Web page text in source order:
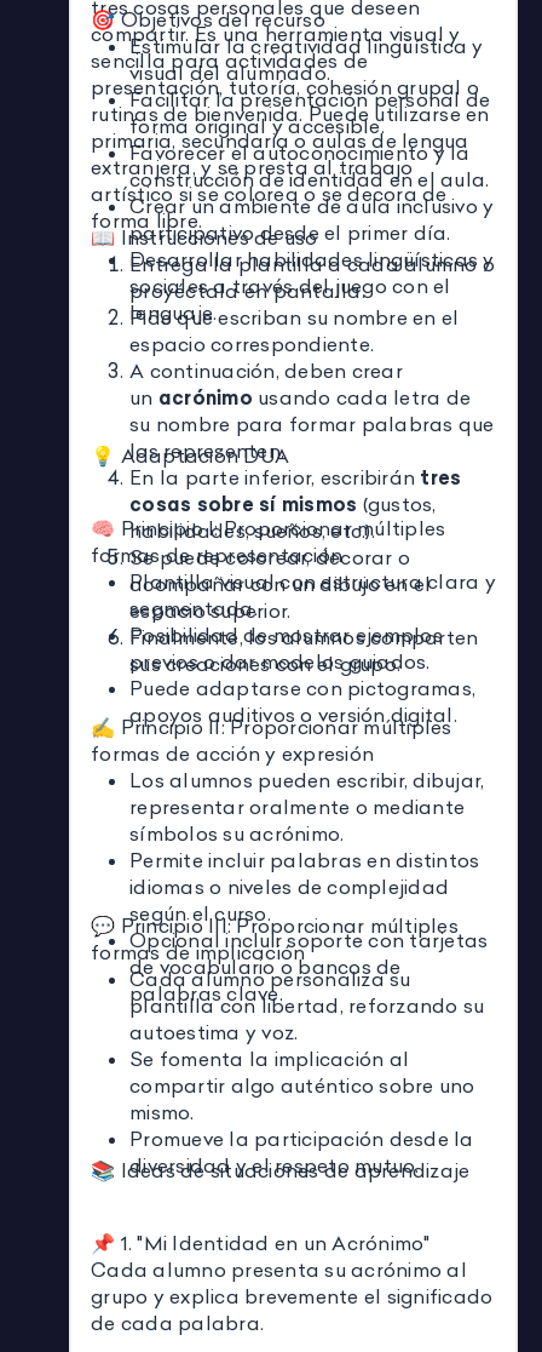
tres cosas personales que deseen
compartir. Es una herramienta visual y
sencilla para actividades de
presentación, tutoría, cohesión grupal o
rutinas de bienvenida. Puede utilizarse en
primaria, secundaria o aulas de lengua
extranjera, y se presta al trabajo
artístico si se colorea o se decora de
forma libre.
🎯 Objetivos del recurso
Estimular la creatividad lingüística y
visual del alumnado.
Facilitar la presentación personal de
forma original y accesible.
Favorecer el autoconocimiento y la
construcción de identidad en el aula.
Crear un ambiente de aula inclusivo y
participativo desde el primer día.
Desarrollar habilidades lingüísticas y
sociales a través del juego con el
lenguaje.
📖 Instrucciones de uso
Entrega la plantilla a cada alumno o
proyéctala en pantalla.
Pide que escriban su nombre en el
espacio correspondiente.
A continuación, deben crear
un acrónimo usando cada letra de
su nombre para formar palabras que
los representen.
En la parte inferior, escribirán tres
cosas sobre sí mismos (gustos,
habilidades, sueños, etc.).
Se puede colorear, decorar o
acompañar con un dibujo en el
espacio superior.
Finalmente, los alumnos comparten
sus creaciones con el grupo.
💡 Adaptación DUA
🧠 Principio I: Proporcionar múltiples
formas de representación
Plantilla visual con estructura clara y
segmentada.
Posibilidad de mostrar ejemplos
previos o dar modelos guiados.
Puede adaptarse con pictogramas,
apoyos auditivos o versión digital.
✍️ Principio II: Proporcionar múltiples
formas de acción y expresión
Los alumnos pueden escribir, dibujar,
representar oralmente o mediante
símbolos su acrónimo.
Permite incluir palabras en distintos
idiomas o niveles de complejidad
según el curso.
Opcional incluir soporte con tarjetas
de vocabulario o bancos de
palabras clave.
💬 Principio III: Proporcionar múltiples
formas de implicación
Cada alumno personaliza su
plantilla con libertad, reforzando su
autoestima y voz.
Se fomenta la implicación al
compartir algo auténtico sobre uno
mismo.
Promueve la participación desde la
diversidad y el respeto mutuo.
📚 Ideas de situaciones de aprendizaje
📌 1. "Mi Identidad en un Acrónimo"
Cada alumno presenta su acrónimo al
grupo y explica brevemente el significado
de cada palabra.